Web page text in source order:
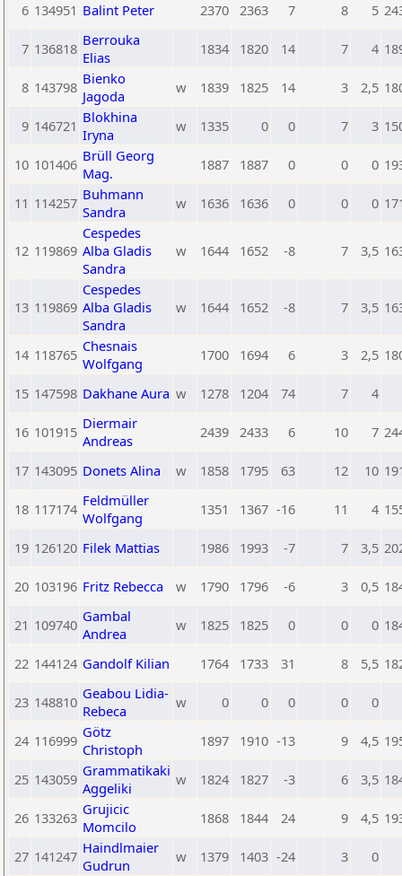
6 134951 Balint Peter 2370 2363 7 8 5
7 136818 Berrouka
Elias
1834 1820 14 7 4
8 143798 Bienko
Jagoda
w 1839 1825 14 3 2,5
9 146721 Blokhina
Iryna
w 1335 0 0 7 3
10 101406 Brüll Georg
Mag.
1887 1887 0 0 0
11 114257 Buhmann
Sandra
w 1636 1636 0 0 0
12 119869
Cespedes
Alba Gladis
Sandra
w 1644 1652 -8 7 3,5
13 119869
Cespedes
Alba Gladis
Sandra
w 1644 1652 -8 7 3,5
14 118765 Chesnais
Wolfgang
1700 1694 6 3 2,5
15 147598 Dakhane Aura w 1278 1204 74 7 4
16 101915 Diermair
Andreas
2439 2433 6 10 7
17 143095 Donets Alina w 1858 1795 63 12 10
18 117174 Feldmüller
Wolfgang
1351 1367 -16 11 4
19 126120 Filek Mattias 1986 1993 -7 7 3,5
20 103196 Fritz Rebecca w 1790 1796 -6 3 0,5
21 109740 Gambal
Andrea
w 1825 1825 0 0 0
22 144124 Gandolf Kilian 1764 1733 31 8 5,5
23 148810 Geabou Lidia-
Rebeca
w 0 0 0 0 0
24 116999 Götz
Christoph
1897 1910 -13 9 4,5
25 143059 Grammatikaki
Aggeliki
w 1824 1827 -3 6 3,5
26 133263 Grujicic
Momcilo
1868 1844 24 9 4,5
27 141247 Haindlmaier
Gudrun
w 1379 1403 -24 3 0